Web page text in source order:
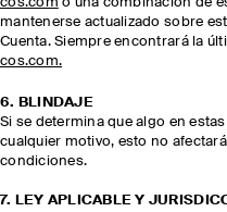
mantenerse actualizado sobre
Cuenta. Siempre encontrará la
cos.com.
6. BLINDAJE
Si se determina que algo en
cualquier motivo, esto no
condiciones.
7. LEY APLICABLE Y